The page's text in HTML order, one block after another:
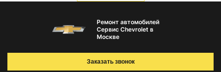
Ремонт автомобилей
Сервис Chevrolet в
Москве
Заказать звонок